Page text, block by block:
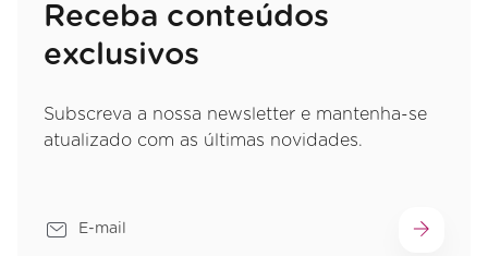
Receba conteúdos
exclusivos
Subscreva a nossa newsletter e mantenha-se
atualizado com as últimas novidades.